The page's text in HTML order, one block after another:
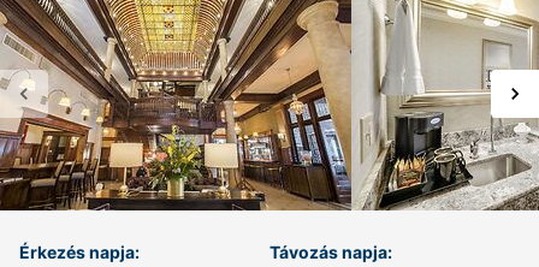
Érkezés napja: Távozás napja: